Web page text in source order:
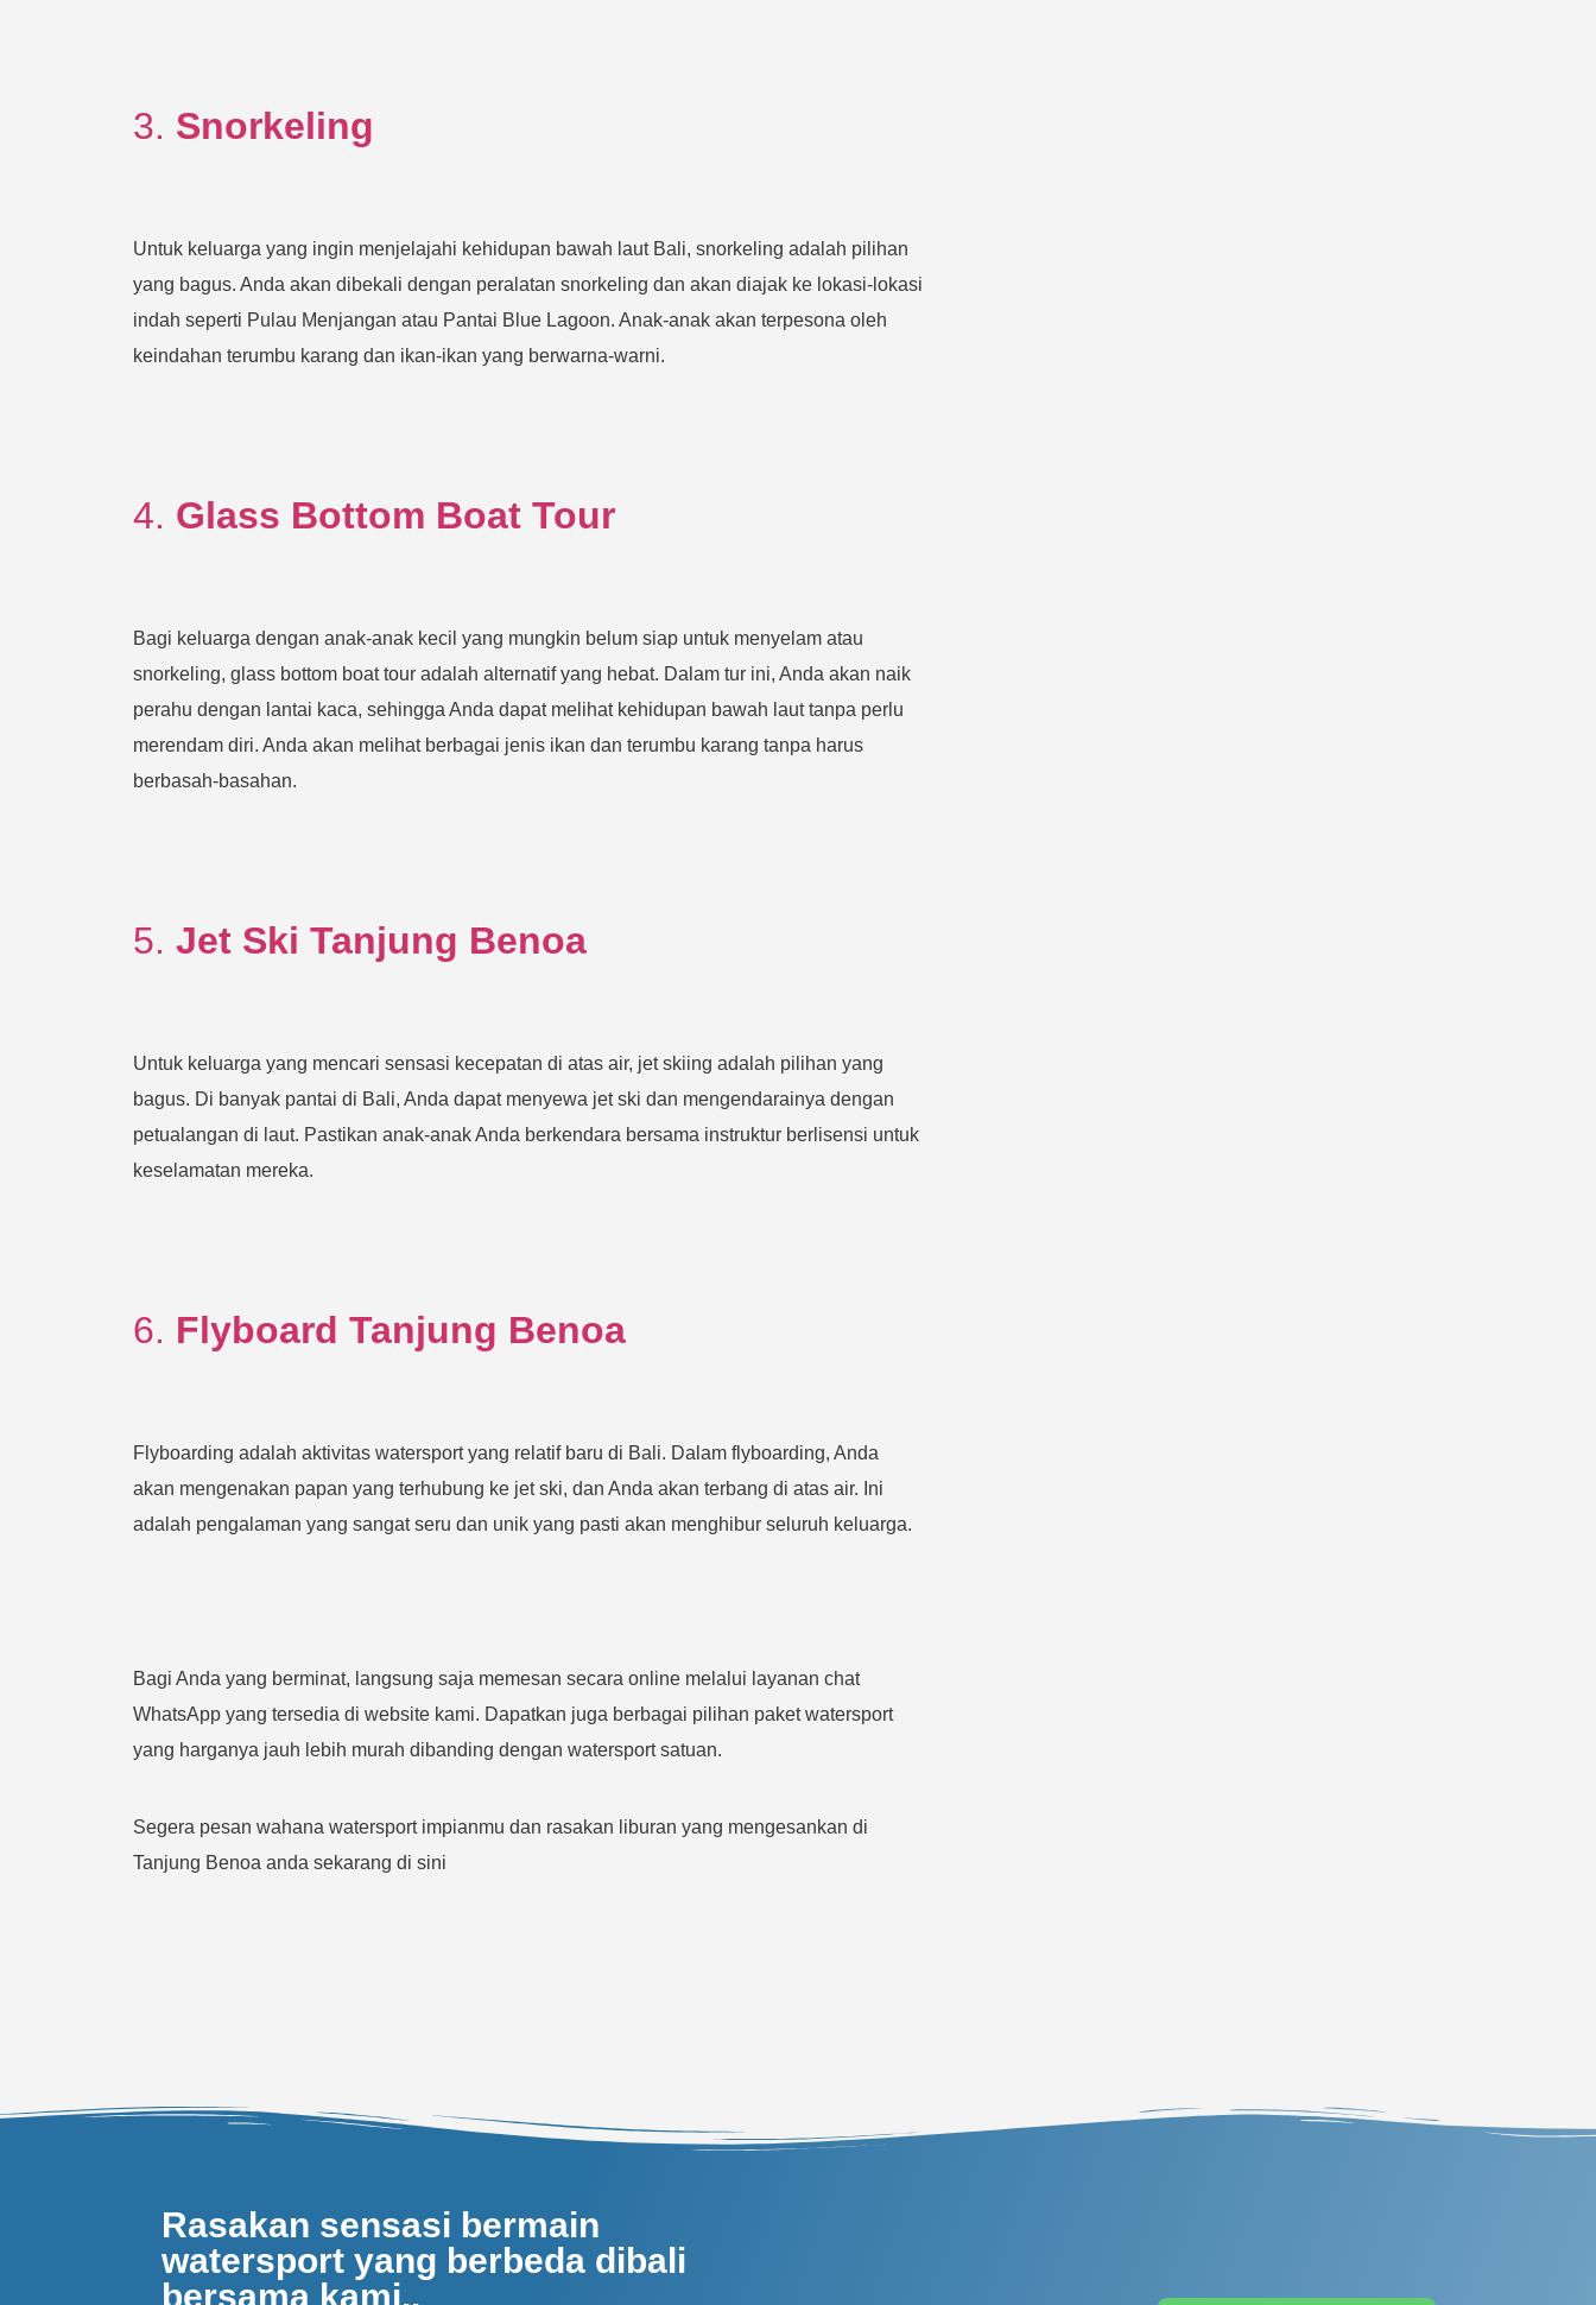
3. Snorkeling
Untuk keluarga yang ingin menjelajahi kehidupan bawah laut Bali, snorkeling adalah pilihan
yang bagus. Anda akan dibekali dengan peralatan snorkeling dan akan diajak ke lokasi-lokasi
indah seperti Pulau Menjangan atau Pantai Blue Lagoon. Anak-anak akan terpesona oleh
keindahan terumbu karang dan ikan-ikan yang berwarna-warni.
4. Glass Bottom Boat Tour
Bagi keluarga dengan anak-anak kecil yang mungkin belum siap untuk menyelam atau
snorkeling, glass bottom boat tour adalah alternatif yang hebat. Dalam tur ini, Anda akan naik
perahu dengan lantai kaca, sehingga Anda dapat melihat kehidupan bawah laut tanpa perlu
merendam diri. Anda akan melihat berbagai jenis ikan dan terumbu karang tanpa harus
berbasah-basahan.
5. Jet Ski Tanjung Benoa
Untuk keluarga yang mencari sensasi kecepatan di atas air, jet skiing adalah pilihan yang
bagus. Di banyak pantai di Bali, Anda dapat menyewa jet ski dan mengendarainya dengan
petualangan di laut. Pastikan anak-anak Anda berkendara bersama instruktur berlisensi untuk
keselamatan mereka.
6. Flyboard Tanjung Benoa
Flyboarding adalah aktivitas watersport yang relatif baru di Bali. Dalam flyboarding, Anda
akan mengenakan papan yang terhubung ke jet ski, dan Anda akan terbang di atas air. Ini
adalah pengalaman yang sangat seru dan unik yang pasti akan menghibur seluruh keluarga.
Bagi Anda yang berminat, langsung saja memesan secara online melalui layanan chat
WhatsApp yang tersedia di website kami. Dapatkan juga berbagai pilihan paket watersport
yang harganya jauh lebih murah dibanding dengan watersport satuan.
Segera pesan wahana watersport impianmu dan rasakan liburan yang mengesankan di
Tanjung Benoa anda sekarang di sini
Rasakan sensasi bermain
watersport yang berbeda dibali
bersama kami..